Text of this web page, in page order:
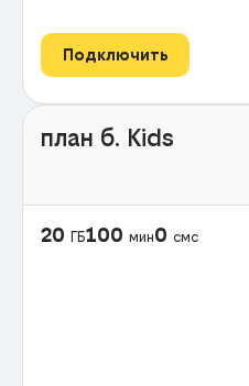
Подключить
план б. Kids
20 ГБ100 мин0 смс